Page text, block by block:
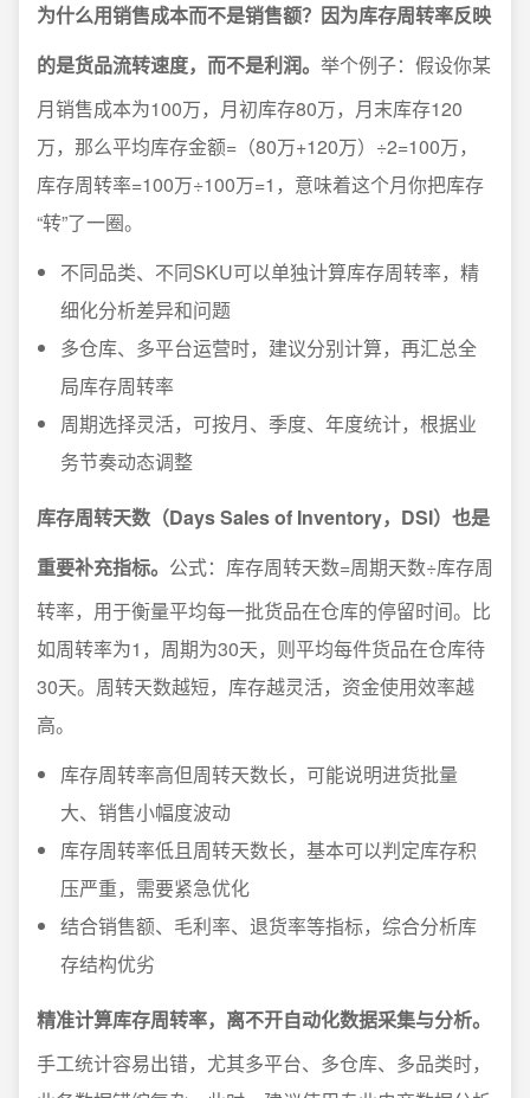
为什么用销售成本而不是销售额？因为库存周转率反映
的是货品流转速度，而不是利润。 举个例子：假设你某
月销售成本为100万，月初库存80万，月末库存120
万，那么平均库存金额=（80万+120万）÷2=100万，
库存周转率=100万÷100万=1，意味着这个月你把库存
“转”了一圈。
不同品类、不同SKU可以单独计算库存周转率，精
细化分析差异和问题
多仓库、多平台运营时，建议分别计算，再汇总全
局库存周转率
周期选择灵活，可按月、季度、年度统计，根据业
务节奏动态调整
库存周转天数（Days Sales of Inventory，DSI）也是
重要补充指标。 公式：库存周转天数=周期天数÷库存周
转率，用于衡量平均每一批货品在仓库的停留时间。比
如周转率为1，周期为30天，则平均每件货品在仓库待
30天。周转天数越短，库存越灵活，资金使用效率越
高。
库存周转率高但周转天数长，可能说明进货批量
大、销售小幅度波动
库存周转率低且周转天数长，基本可以判定库存积
压严重，需要紧急优化
结合销售额、毛利率、退货率等指标，综合分析库
存结构优劣
精准计算库存周转率，离不开自动化数据采集与分析。
手工统计容易出错，尤其多平台、多仓库、多品类时，